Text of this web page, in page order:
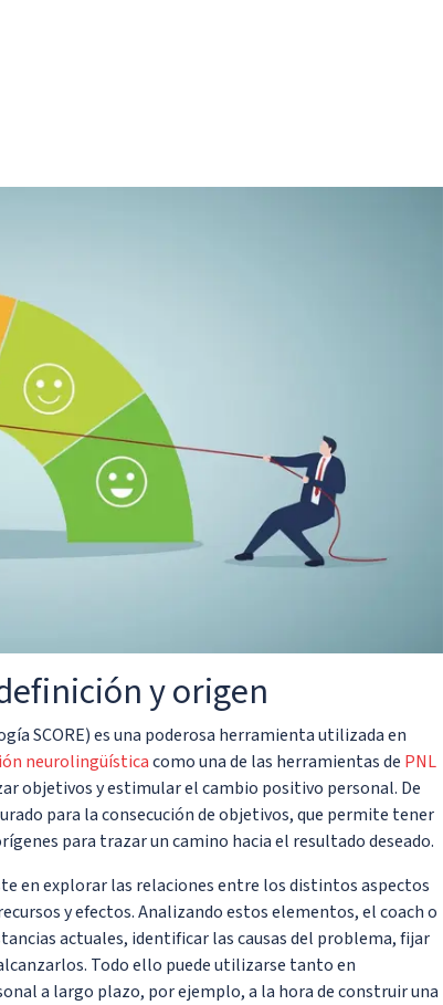
y origen
SCORE) es una poderosa herramienta utilizada en
neurolingüísticacomo una de las herramientas de PNL
objetivos y estimular el cambio positivo personal. De
para la consecución de objetivos, que permite tener
para trazar un camino hacia el resultado deseado.
en explorar las relaciones entre los distintos aspectos
y efectos. Analizando estos elementos, el coach o
actuales, identificar las causas del problema, fijar
Todo ello puede utilizarse tanto en
a largo plazo, por ejemplo, a la hora de construir una